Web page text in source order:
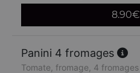
8.90€
Panini 4 fromages
Tomate, fromage, 4 fromages